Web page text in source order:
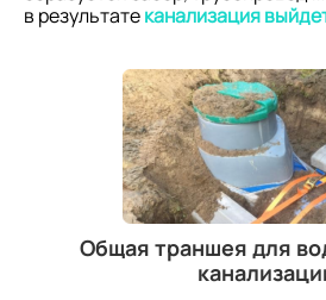
в результатеканализация
Общая траншея для